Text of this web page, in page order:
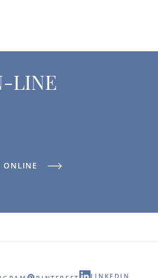
LINE
ONLINE